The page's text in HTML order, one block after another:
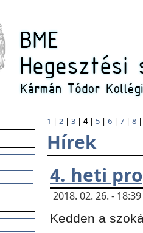
1 | 2 | 3 | 4| 5 | 6 | 7 | 8
Hírek
4. heti
2018. 02. 26. -
Kedden a